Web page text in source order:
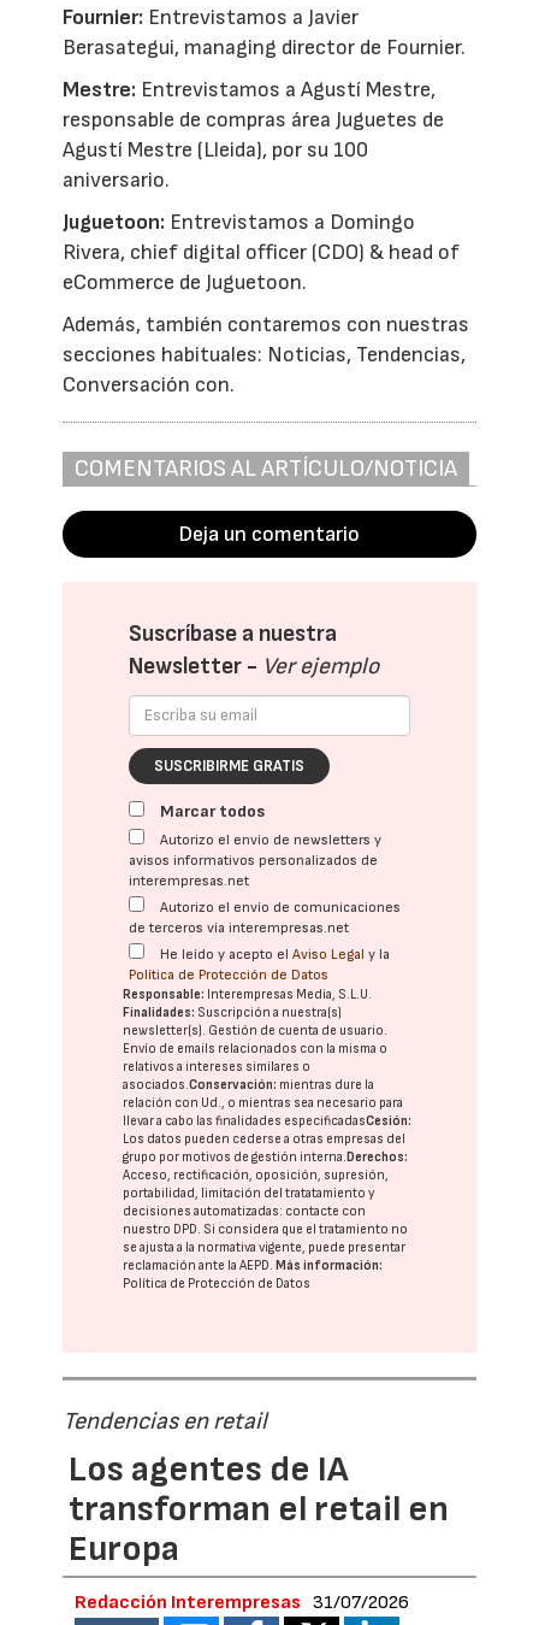
Fournier: Entrevistamos a Javier
Berasategui, managing director de Fournier.
Mestre: Entrevistamos a Agustí Mestre,
responsable de compras área Juguetes de
Agustí Mestre (Lleida), por su 100
aniversario.
Juguetoon: Entrevistamos a Domingo
Rivera, chief digital officer (CDO) & head of
eCommerce de Juguetoon.
Además, también contaremos con nuestras
secciones habituales: Noticias, Tendencias,
Conversación con.
COMENTARIOS AL ARTÍCULO/NOTICIA
Deja un comentario
Suscríbase a nuestra
Newsletter - Ver ejemplo
SUSCRIBIRME GRATIS
Marcar todos
Autorizo el envío de newsletters y
avisos informativos personalizados de
interempresas.net
Autorizo el envío de comunicaciones
de terceros vía interempresas.net
He leído y acepto elAviso Legal y la
Política de Protección de Datos
Responsable: Interempresas Media, S.L.U.
Finalidades: Suscripción a nuestra(s)
newsletter(s). Gestión de cuenta de usuario.
Envío de emails relacionados con la misma o
relativos a intereses similares o
asociados.Conservación: mientras dure la
relación con Ud., o mientras sea necesario para
llevar a cabo las finalidades especificadasCesión:
Los datos pueden cederse a otras empresas del
grupo por motivos de gestión interna.Derechos:
Acceso, rectificación, oposición, supresión,
portabilidad, limitación del tratatamiento y
decisiones automatizadas: contacte con
nuestro DPD . Si considera que el tratamiento no
se ajusta a la normativa vigente, puede presentar
reclamación ante laAEPD .Más información:
Política de Protección de Datos
Tendencias en retail
Los agentes de IA
transforman el retail en
Europa
Redacción Interempresas 31/07/2026